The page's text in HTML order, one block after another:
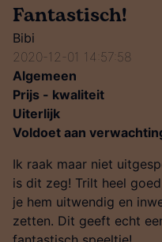
Fantastisch!
Bibi
2020-12-01 14:57:58
Algemeen
Prijs - kwaliteit
Uiterlijk
Voldoet aan
Ik raak maar niet
is dit zeg! Trilt heel
je hem uitwendig en
zetten. Dit geeft echt